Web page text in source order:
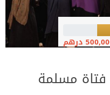
درهم
مسلمة